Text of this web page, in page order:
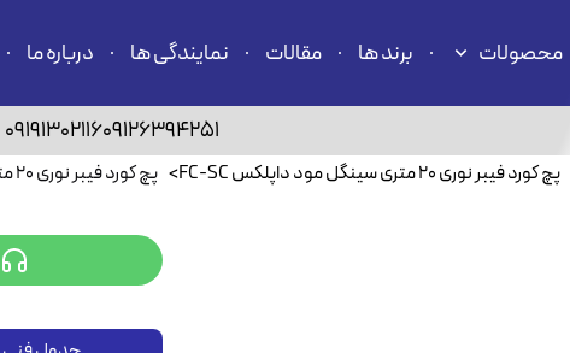
محصولات برند ها مقالات نمایندگی ها درباره ما
09126394251
09191302116
پچ کورد فیبر نوری ۲۰ متری سینگل مود داپلکس FC-SC > پچ کورد فیبر نوری ۲۰ متری سینگل مود داپلکس ترامکو FC-SC